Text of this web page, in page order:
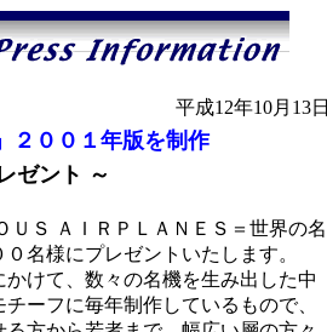
平成12年10月13日
２００１年版を制作
ゼント ～
Ｓ ＡＩＲＰＬＡＮＥＳ＝世界の名
名様にプレゼントいたします。
けて、数々の名機を生み出した中
ーフに毎年制作しているもので、